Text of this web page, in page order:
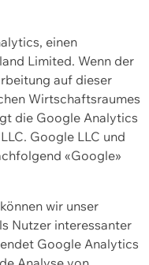
einen
Limited. Wenn der
auf dieser
Wirtschaftsraumes
die Google Analytics
Google LLC und
«Google»
wir unser
Nutzer interessanter
Google Analytics